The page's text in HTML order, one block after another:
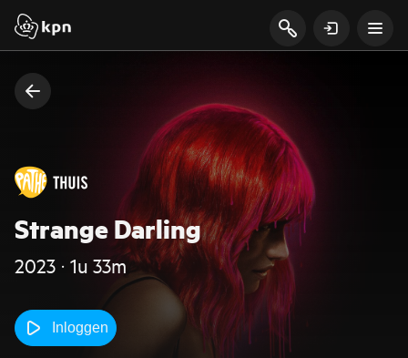
Strange Darling
2023 ‧ 1u 33m
Inloggen